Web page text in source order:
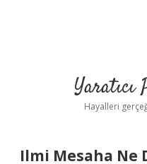
Yaratıcı
Hayalleri
Ilmi Mesaha Ne